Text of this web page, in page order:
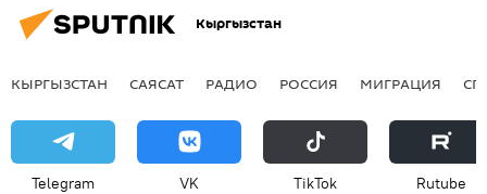
Кыргызстан
КЫРГЫЗСТАН САЯСАТ РАДИО РОССИЯ МИГРАЦИЯ
Telegram VK ТikТоk Rutube